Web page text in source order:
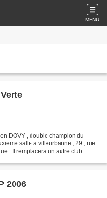
MENU
DOVY , double champion du
salle à villeurbanne , 29 , rue
. Il remplacera un autre club
2006